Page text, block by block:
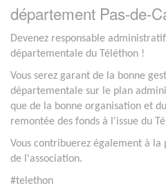
département Pas-de-
Devenez responsable
départementale du Téléthon !
Vous serez garant de la bonne
départementale sur le plan
que de la bonne organisation et
remontée des fonds à l'issue du
Vous contribuerez également à
de l'association.
#telethon